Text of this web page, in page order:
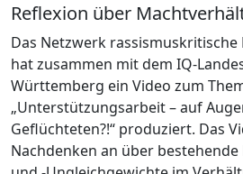
Reflexion über
Das Netzwerk
hat zusammen mit dem IQ-
Württemberg ein Video zum
„Unterstützungsarbeit – auf
Geflüchteten?!“ produziert. Das
Nachdenken an über